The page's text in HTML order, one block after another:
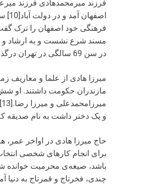
فرزند میرمحمدهادی فرزند
فرهنگی خود اصفهان را ترک گفت
در سن 69 سالگی در تهران درگذشت و در شهر ری در ابن بابویه به خاک سپرده شد.[12]
میرزا هادی از علما و معاریف
مازندران‌ حکومت داشتند. او
و یک دختر داشت به‌ نام صدیقه
حاج میرزا هادی در اواخر
برای انجام کارهای شخصی
چندی، فخرتاج و قمرتاج به دنیا